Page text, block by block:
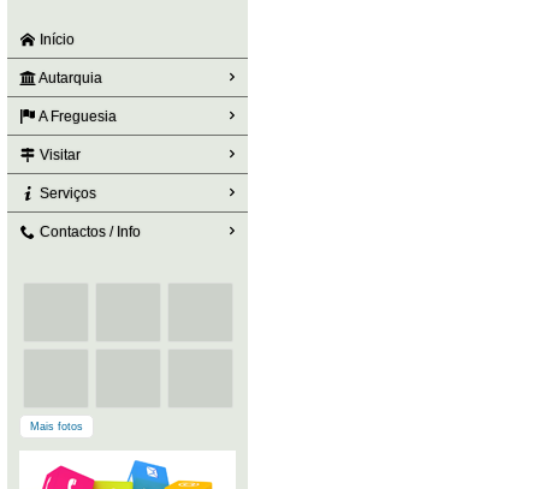
Início
Autarquia
A Freguesia
Visitar
Serviços
Contactos / Info
Mais fotos